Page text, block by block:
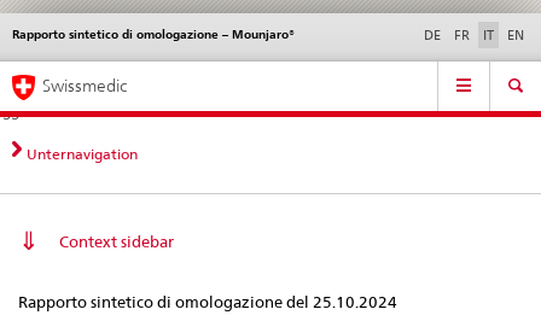
Navigazione
diretta:
novità,
aspetti
contatto
Novità &
norme
Contatto | Supporto &
aiuto
Rapporto sintetico di omologazione – Mounjaro® DE FR IT EN
Service
Navigation
Swissmedic
Unternavigation
Context sidebar
Rapporto sintetico di omologazione del 25.10.2024